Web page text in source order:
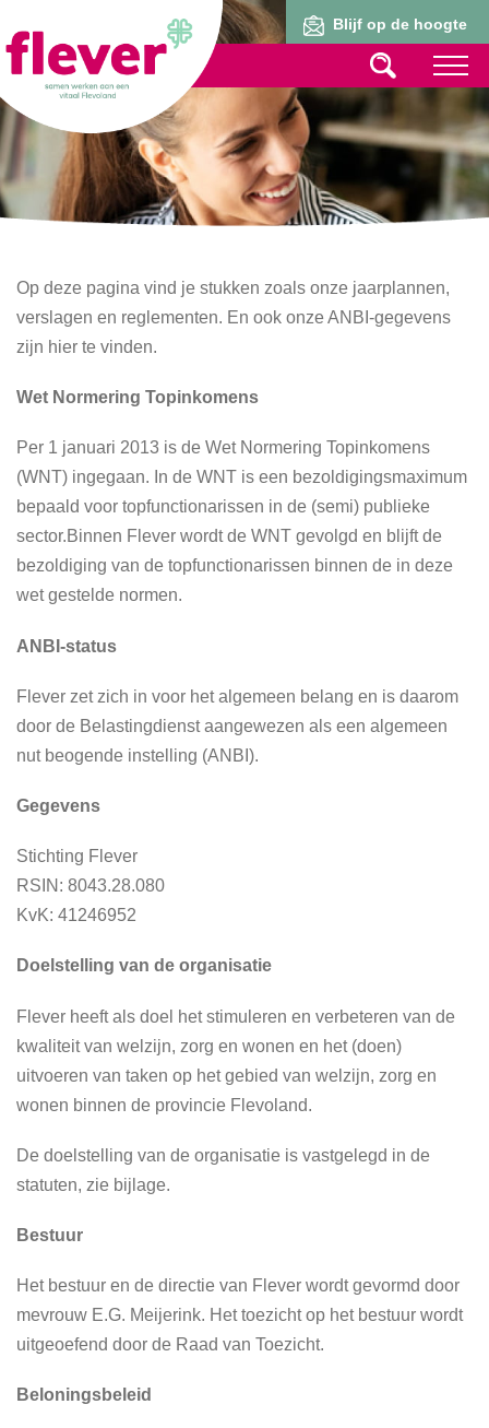
Blijf op de hoogte
Op deze pagina vind je stukken zoals onze jaarplannen,
verslagen en reglementen. En ook onze ANBI-gegevens
zijn hier te vinden.
Wet Normering Topinkomens
Per 1 januari 2013 is de Wet Normering Topinkomens
(WNT) ingegaan. In de WNT is een bezoldigingsmaximum
bepaald voor topfunctionarissen in de (semi) publieke
sector.Binnen Flever wordt de WNT gevolgd en blijft de
bezoldiging van de topfunctionarissen binnen de in deze
wet gestelde normen.
ANBI-status
Flever zet zich in voor het algemeen belang en is daarom
door de Belastingdienst aangewezen als een algemeen
nut beogende instelling (ANBI).
Gegevens
Stichting Flever
RSIN: 8043.28.080
KvK: 41246952
Doelstelling van de organisatie
Flever heeft als doel het stimuleren en verbeteren van de
kwaliteit van welzijn, zorg en wonen en het (doen)
uitvoeren van taken op het gebied van welzijn, zorg en
wonen binnen de provincie Flevoland.
De doelstelling van de organisatie is vastgelegd in de
statuten, zie bijlage.
Bestuur
Het bestuur en de directie van Flever wordt gevormd door
mevrouw E.G. Meijerink. Het toezicht op het bestuur wordt
uitgeoefend door de Raad van Toezicht.
Beloningsbeleid